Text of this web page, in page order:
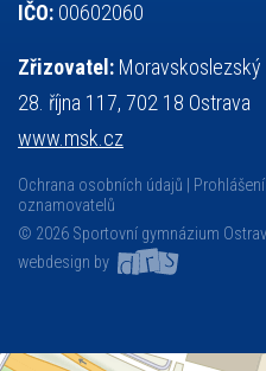
IČO: 00602060
Zřizovatel: Moravskoslezský
28. října 117, 702 18 Ostrava
www.msk.cz
Ochrana osobních údajů
oznamovatelů
© 2026 Sportovní gymnázium
webdesign by